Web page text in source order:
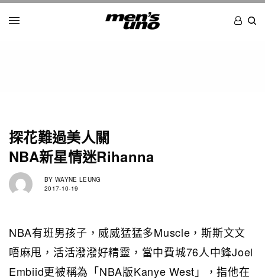
探花難過美人關
NBA新星情迷Rihanna
BY WAYNE LEUNG
2017-10-19
NBA有班男孩子，威威猛猛多Muscle，斯斯文文
唔麻甩，活活潑潑好精靈，當中費城76人中鋒Joel
Embiid更被稱為「NBA版Kanye West」，指他在